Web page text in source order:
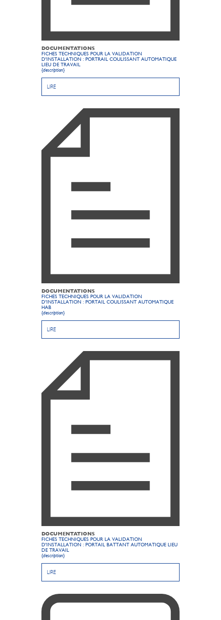
DOCUMENTATIONS
FICHES TECHNIQUES POUR LA VALIDATION
D'INSTALLATION : PORTRAIL COULISSANT AUTOMATIQUE
LIEU DE TRAVAIL
{description}
LIRE
DOCUMENTATIONS
FICHES TECHNIQUES POUR LA VALIDATION
D'INSTALLATION : PORTAIL COULISSANT AUTOMATIQUE
HAB
{description}
LIRE
DOCUMENTATIONS
FICHES TECHNIQUES POUR LA VALIDATION
D'INSTALLATION : PORTAIL BATTANT AUTOMATIQUE LIEU
DE TRAVAIL
{description}
LIRE